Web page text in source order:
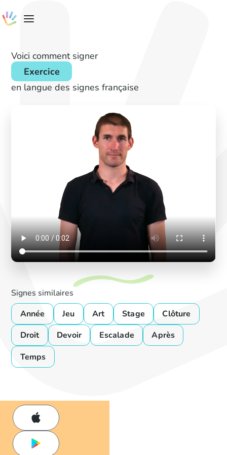
Voici comment signer
Exercice
en langue des signes française
Signes similaires
Année
Jeu Art Stage
Clôture
Droit
Devoir Escalade
Après
Temps